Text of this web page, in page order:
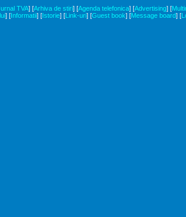
TVA] [Arhiva de stiri] [Agenda telefonica] [Advertising] [
] [Informatii] [Istorie] [Link-uri] [Guest book] [Message board] [